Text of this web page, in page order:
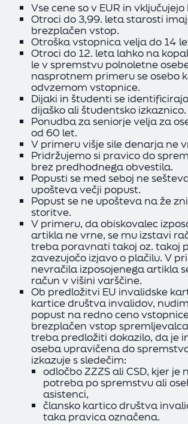
Vse cene so v EUR in vključujejo
Otroci do 3,99. leta starosti
brezplačen vstop.
Otroška vstopnica velja do 14
Otroci do 12. leta lahko na
le v spremstvu polnoletne
nasprotnem primeru se osebo
odvzemom vstopnice.
Dijaki in študenti se
dijaško ali študentsko izkaznico.
Ponudba za seniorje velja za
od 60 let.
V primeru višje sile denarja ne
Pridržujemo si pravico do
brez predhodnega obvestila.
Popusti se med seboj ne
upošteva večji popust.
Popust se ne upošteva na že
storitve.
V primeru, da obiskovalec
artikla ne vrne, se mu izstavi
treba poravnati takoj oz. takoj
zavezujočo izjavo o plačilu. V
nevračila izposojenega artikla
račun v višini varščine.
Ob predložitvi EU invalidske
kartice društva invalidov,
popust na redno ceno
brezplačen vstop
treba predložiti dokazilo, da je
oseba upravičena do
izkazuje s sledečim:
odločbo ZZZS ali CSD, kjer je
potreba po spremstvu ali
asistenci,
člansko kartico društva
taka pravica označena.